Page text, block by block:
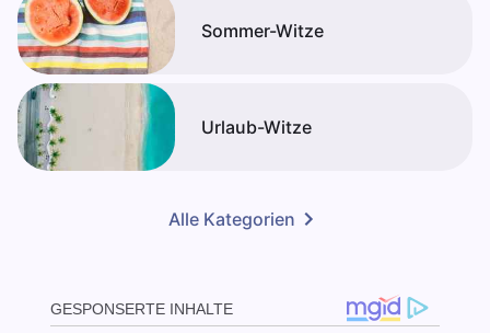
Sommer-Witze
Urlaub-Witze
Alle Kategorien